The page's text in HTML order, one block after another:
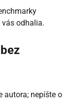
vás odhalia.
autora; nepíšte o